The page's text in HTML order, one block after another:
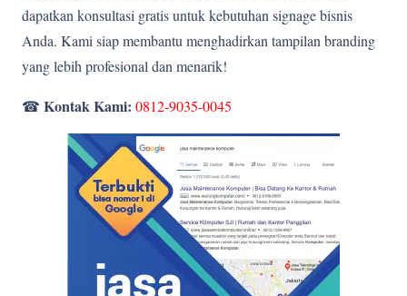
dapatkan konsultasi gratis untuk kebutuhan signage bisnis
Anda. Kami siap membantu menghadirkan tampilan branding
yang lebih profesional dan menarik!
☎ Kontak Kami: 0812-9035-0045